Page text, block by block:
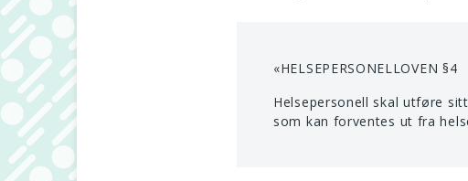
«HELSEPERSONELLOVEN §4
Helsepersonell skal utføre
som kan forventes ut fra